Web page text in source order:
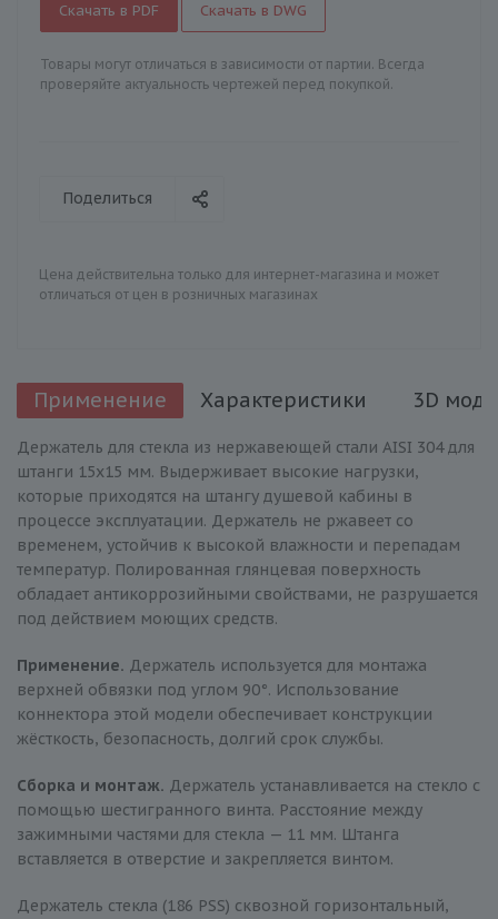
Скачать в PDF Скачать в DWG
Товары могут отличаться в зависимости от партии. Всегда
проверяйте актуальность чертежей перед покупкой.
Поделиться
Цена действительна только для интернет-магазина и может
отличаться от цен в розничных магазинах
Применение Характеристики 3D
Держатель для стекла из нержавеющей стали AISI 304 для
штанги 15х15 мм. Выдерживает высокие нагрузки,
которые приходятся на штангу душевой кабины в
процессе эксплуатации. Держатель не ржавеет со
временем, устойчив к высокой влажности и перепадам
температур. Полированная глянцевая поверхность
обладает антикоррозийными свойствами, не разрушается
под действием моющих средств.
Применение. Держатель используется для монтажа
верхней обвязки под углом 90°. Использование
коннектора этой модели обеспечивает конструкции
жёсткость, безопасность, долгий срок службы.
Сборка и монтаж. Держатель устанавливается на стекло с
помощью шестигранного винта. Расстояние между
зажимными частями для стекла — 11 мм. Штанга
вставляется в отверстие и закрепляется винтом.
Держатель стекла (186 PSS) сквозной горизонтальный,